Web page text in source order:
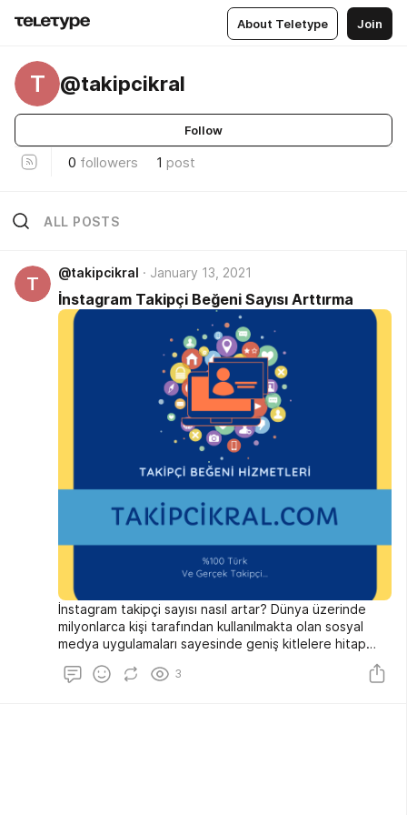
About Teletype Join
T @takipcikral
Follow
0 followers 1 post
ALL POSTS
T
@takipcikral January 13, 2021
İnstagram Takipçi Beğeni Sayısı Arttırma
İnstagram takipçi sayısı nasıl artar? Dünya üzerinde
milyonlarca kişi tarafından kullanılmakta olan sosyal
medya uygulamaları sayesinde geniş kitlelere hitap
olmak mümkündür. Akıllı cihazlarımız sayesinde nerede
3